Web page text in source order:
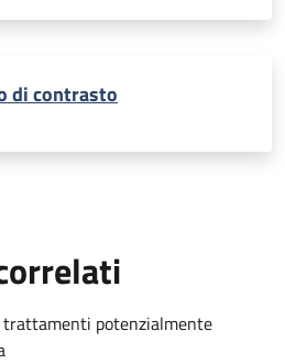
di contrasto
trattamenti potenzialmente